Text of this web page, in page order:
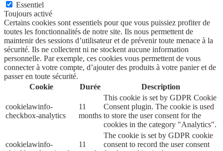
Essentiel
Toujours activé
Certains cookies sont essentiels pour que vous puissiez profiter de
toutes les fonctionnalités de notre site. Ils nous permettent de
maintenir des sessions d’utilisateur et de prévenir toute menace à la
sécurité. Ils ne collectent ni ne stockent aucune information
personnelle. Par exemple, ces cookies vous permettent de vous
connecter à votre compte, d’ajouter des produits à votre panier et de
passer en toute sécurité.
Cookie
Durée Description
cookielawinfo-
checkbox-analytics
11
months
This cookie is set by GDPR Cookie
Consent plugin. The cookie is used
to store the user consent for the
cookies in the category "Analytics".
cookielawinfo-
11
The cookie is set by GDPR cookie
consent to record the user consent